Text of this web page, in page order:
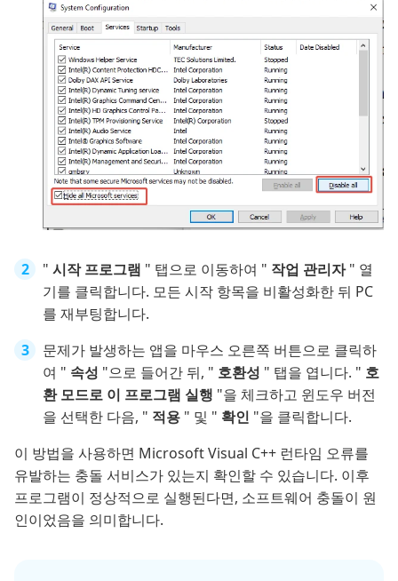
" 시작 프로그램 " 탭으로 이동하여 " 작업 관리자" 열
기를 클릭합니다. 모든 시작 항목을 비활성화한 뒤 PC
를 재부팅합니다.
문제가 발생하는 앱을 마우스 오른쪽 버튼으로 클릭하
여 " 속성 "으로 들어간 뒤, " 호환성 " 탭을 엽니다. " 호
환 모드로 이 프로그램 실행 "을 체크하고 윈도우 버전
을 선택한 다음, " 적용 " 및 " 확인 "을 클릭합니다.
이 방법을 사용하면 Microsoft Visual C++ 런타임 오류를
유발하는 충돌 서비스가 있는지 확인할 수 있습니다. 이후
프로그램이 정상적으로 실행된다면, 소프트웨어 충돌이 원
인이었음을 의미합니다.